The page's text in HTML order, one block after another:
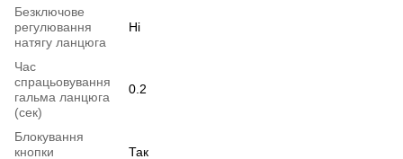
Безключове
регулювання
натягу ланцюга
Ні
Час
спрацьовування
гальма ланцюга
(сек)
0.2
Блокування
кнопки
Так